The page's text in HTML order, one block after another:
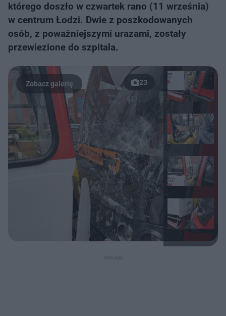
którego doszło w czwartek rano (11 września)
w centrum Łodzi. Dwie z poszkodowanych
osób, z poważniejszymi urazami, zostały
przewiezione do szpitala.
23